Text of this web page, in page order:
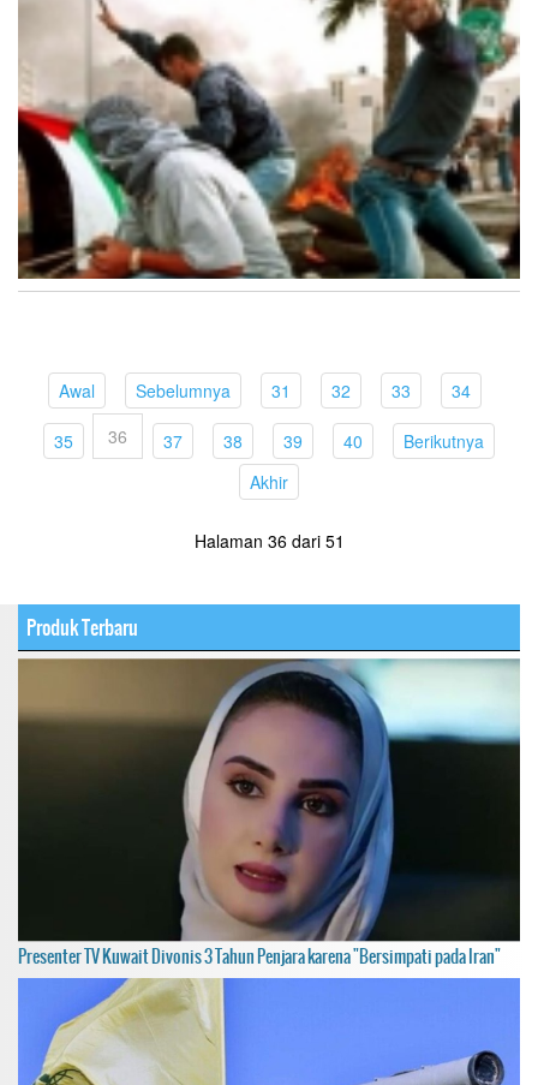
Awal(current)Sebelumnya(current)
31 (current)
32(current)
33(current)
34(current)
35(current)
36 37(current)
38 (current)
39 (current)
40 (current)Berikutnya
Akhir(current)
Halaman 36 dari 51
Produk Terbaru
Presenter TV Kuwait Divonis 3 Tahun Penjara karena "Bersimpati pada Iran"